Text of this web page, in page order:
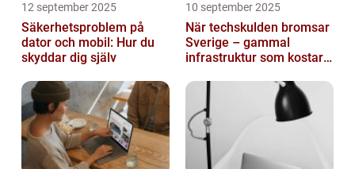
12 september 2025
Säkerhetsproblem på
dator och mobil: Hur du
skyddar dig själv
10 september 2025
När techskulden bromsar
Sverige – gammal
infrastruktur som kostar